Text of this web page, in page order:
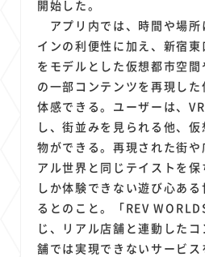
Genspark 配車アプリ
Netflix 2 Microsoft 2 Canva AI 2
中東情勢 1 輸送費 1 Facebook 1
原材料費 端末価格 1 G20 購買力
スマートホーム家電 クラウド ラ
ポイントサービス 1 共通ポイント 1
Google Pixel 1 surface 1 会社 1 価格
オンラインサロン 1
開始した。
アプリ内では、時間や場所
インの利便性に加え、新宿
をモデルとした仮想都市空
の一部コンテンツを再現し
体感できる。ユーザーは、
し、街並みを見られる他、
物ができる。再現された街や
アル世界と同じテイストを
しか体験できない遊び心あ
るとのこと。「REV
じ、リアル店舗と連動した
舗では実現できないサービス